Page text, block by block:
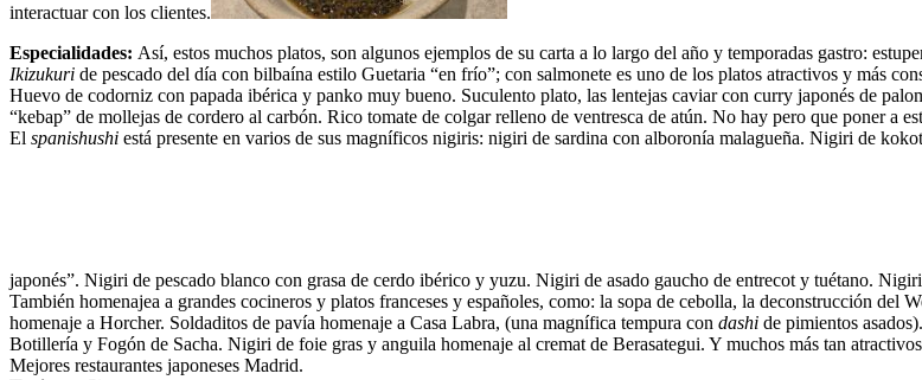
interactuar con los clientes.
Especialidades: Así, estos muchos platos, son algunos ejemplos de su carta a lo largo del año y temporadas gastro:
Ikizukuri de pescado del día con bilbaína estilo Guetaria “en frío”; con salmonete es uno de los platos atractivos y más
Huevo de codorniz con papada ibérica y panko muy bueno. Suculento plato, las lentejas caviar con curry japonés de
“kebap” de mollejas de cordero al carbón. Rico tomate de colgar relleno de ventresca de atún. No hay pero que poner a
El spanishushi está presente en varios de sus magníficos nigiris: nigiri de sardina con alboronía malagueña. Nigiri de
japonés”. Nigiri de pescado blanco con grasa de cerdo ibérico y yuzu. Nigiri de asado gaucho de entrecot y tuétano.
También homenajea a grandes cocineros y platos franceses y españoles, como: la sopa de cebolla, la deconstrucción
homenaje a Horcher. Soldaditos de pavía homenaje a Casa Labra, (una magnífica tempura con dashi de pimientos
Botillería y Fogón de Sacha. Nigiri de foie gras y anguila homenaje al cremat de Berasategui. Y muchos más tan
Mejores restaurantes japoneses Madrid.